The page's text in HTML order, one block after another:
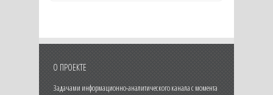
О ПРОЕКТЕ
Задачами информационно-аналитического канала с момента